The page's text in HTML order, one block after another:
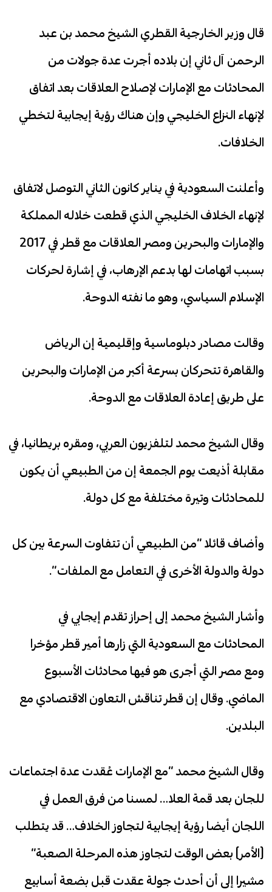
قال وزير الخارجية القطري الشيخ محمد بن عبد
الرحمن آل ثاني إن بلاده أجرت عدة جولات من
المحادثات مع الإمارات لإصلاح العلاقات بعد اتفاق
لإنهاء النزاع الخليجي وإن هناك رؤية إيجابية لتخطي
الخلافات.
وأعلنت السعودية في يناير كانون الثاني التوصل لاتفاق
لإنهاء الخلاف الخليجي الذي قطعت خلاله المملكة
والإمارات والبحرين ومصر العلاقات مع قطر في 2017
بسبب اتهامات لها بدعم الإرهاب، في إشارة لحركات
الإسلام السياسي، وهو ما نفته الدوحة.
وقالت مصادر دبلوماسية وإقليمية إن الرياض
والقاهرة تتحركان بسرعة أكبر من الإمارات والبحرين
على طريق إعادة العلاقات مع الدوحة.
وقال الشيخ محمد لتلفزيون العربي، ومقره بريطانيا، في
مقابلة أذيعت يوم الجمعة إن من الطبيعي أن يكون
للمحادثات وتيرة مختلفة مع كل دولة.
وأضاف قائلا “من الطبيعي أن تتفاوت السرعة بين كل
دولة والدولة الأخرى في التعامل مع الملفات”.
وأشار الشيخ محمد إلى إحراز تقدم إيجابي في
المحادثات مع السعودية التي زارها أمير قطر مؤخرا
ومع مصر التي أجرى هو فيها محادثات الأسبوع
الماضي. وقال إن قطر تناقش التعاون الاقتصادي مع
البلدين.
وقال الشيخ محمد “مع الإمارات عُقدت عدة اجتماعات
للجان بعد قمة العلا… لمسنا من فرق العمل في
اللجان أيضا رؤية إيجابية لتجاوز الخلاف… قد يتطلب
(الأمر) بعض الوقت لتجاوز هذه المرحلة الصعبة”
مشيرا إلى أن أحدث جولة عقدت قبل بضعة أسابيع